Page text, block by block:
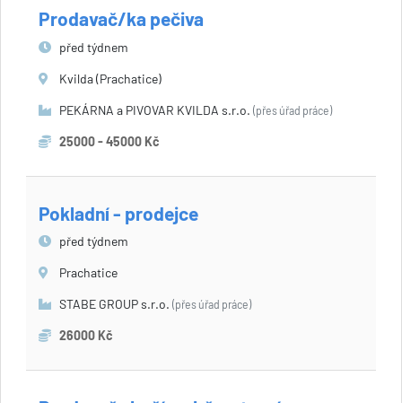
Prodavač/ka pečiva
před týdnem
Kvilda (Prachatice)
PEKÁRNA a PIVOVAR KVILDA s.r.o. (přes úřad práce)
25000 - 45000 Kč
Pokladní - prodejce
před týdnem
Prachatice
STABE GROUP s.r.o. (přes úřad práce)
26000 Kč